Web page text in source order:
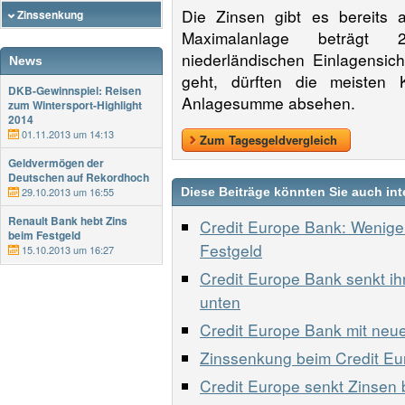
Zinssenkung
News
DKB-Gewinnspiel: Reisen
zum Wintersport-Highlight
2014
01.11.2013 um 14:13
Geldvermögen der
Deutschen auf Rekordhoch
29.10.2013 um 16:55
Renault Bank hebt Zins
beim Festgeld
15.10.2013 um 16:27
Die Zinsen gibt es bereits
Maximalanlage
niederländischen
geht, dürften die meisten
Anlagesumme absehen.
Zum Tagesgeldvergleich
Diese Beiträge könnten Sie auch
Credit Europe Bank:
Festgeld
Credit Europe Bank senkt
unten
Credit Europe Bank mit
Zinssenkung beim Credit
Credit Europe senkt Zinsen